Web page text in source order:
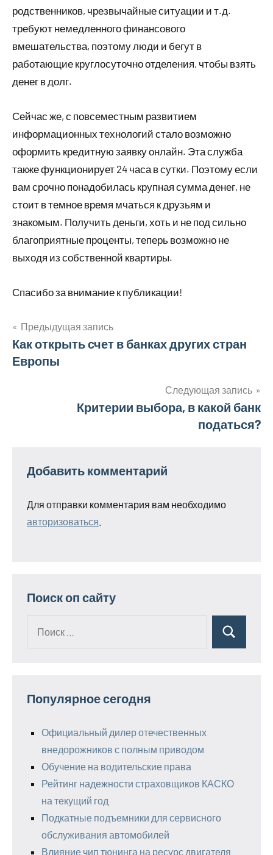
родственников, чрезвычайные ситуации и т.д.
требуют немедленного финансового
вмешательства, поэтому люди и бегут в
работающие круглосуточно отделения, чтобы взять
денег в долг.
Сейчас же, с повсеместным развитием
информационных технологий стало возможно
оформить кредитную заявку онлайн. Эта служба
также функционирует 24 часа в сутки. Поэтому если
вам срочно понадобилась крупная сумма денег, не
стоит в темное время мчаться к друзьям и
знакомым. Получить деньги, хоть и не под сильно
благоприятные проценты, теперь возможно не
выходя из собственной квартиры.
Спасибо за внимание к публикации!
Навигация
по
Предыдущая запись
Как открыть счет в банках других стран
Европы
Следующая запись
Критерии выбора, в какой банк
податься?
Добавить комментарий
Для отправки комментария вам необходимо
авторизоваться
Поиск оп сайту
Поиск
Популярное сегодня
Официальный дилер отечественных
внедорожников с полным приводом
Обучение на водительские права
Рейтинг надежности страховщиков КАСКО
на текущий год
Подкатные подъемники для сервисного
обслуживания автомобилей
Влияние чип тюнинга на ресурс двигателя